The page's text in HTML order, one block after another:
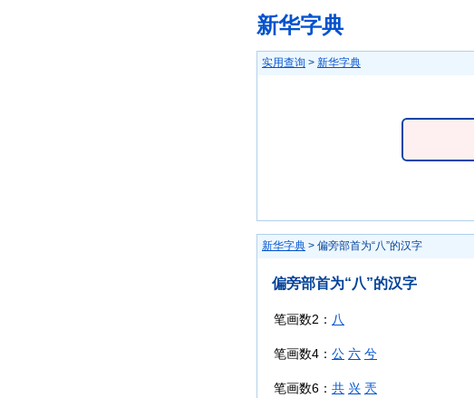
新华字典
实用查询 > 新华字典
新华字典 > 偏旁部首为“八”的汉字
偏旁部首为“八”的汉字
笔画数2： 八
笔画数4： 公 六 兮
笔画数6： 共 兴 兲